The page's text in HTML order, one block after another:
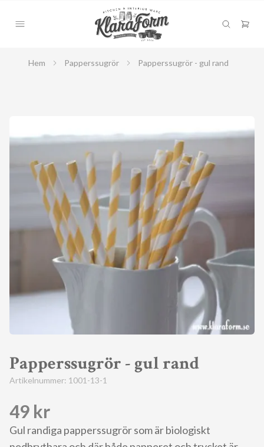
Hem Papperssugrör Papperssugrör - gul rand
Papperssugrör - gul rand
Artikelnummer: 1001-13-1
49 kr
Gul randiga papperssugrör som är biologiskt